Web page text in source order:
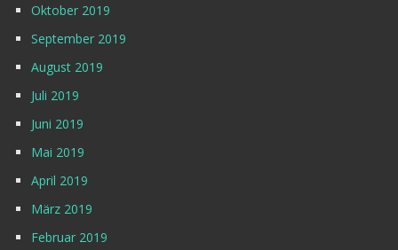
Oktober 2019
September 2019
August 2019
Juli 2019
Juni 2019
Mai 2019
April 2019
März 2019
Februar 2019